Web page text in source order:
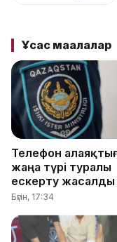
Ұқсас мақалалар
Телефон
жаңа түрі туралы
ескерту жасалды
Бүгін, 17:34